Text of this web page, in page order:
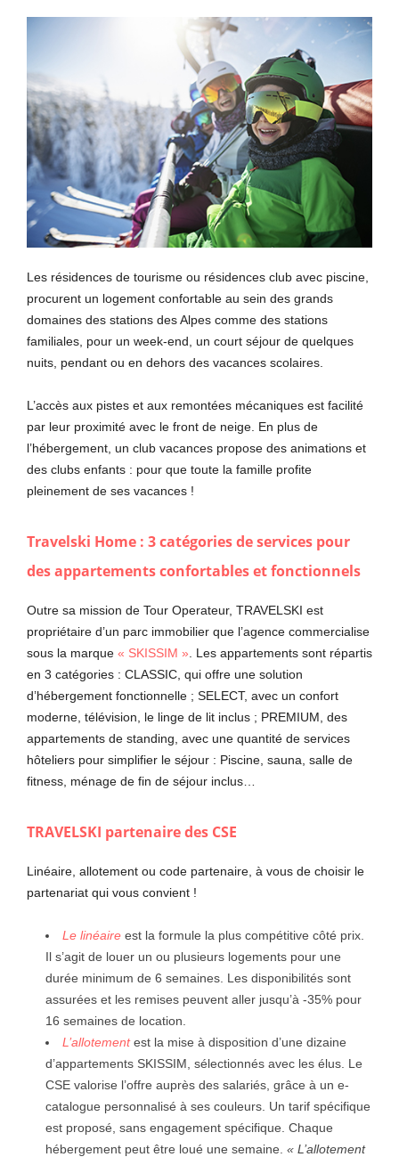
Les résidences de tourisme ou résidences club avec piscine,
procurent un logement confortable au sein des grands
domaines des stations des Alpes comme des stations
familiales, pour un week-end, un court séjour de quelques
nuits, pendant ou en dehors des vacances scolaires.
L’accès aux pistes et aux remontées mécaniques est facilité
par leur proximité avec le front de neige. En plus de
l’hébergement, un club vacances propose des animations et
des clubs enfants : pour que toute la famille profite
pleinement de ses vacances !
Travelski Home : 3 catégories de services pour
des appartements confortables et fonctionnels
Outre sa mission de Tour Operateur, TRAVELSKI est
propriétaire d’un parc immobilier que l’agence commercialise
sous la marque « SKISSIM » . Les appartements sont répartis
en 3 catégories : CLASSIC, qui offre une solution
d’hébergement fonctionnelle ; SELECT, avec un confort
moderne, télévision, le linge de lit inclus ; PREMIUM, des
appartements de standing, avec une quantité de services
hôteliers pour simplifier le séjour : Piscine, sauna, salle de
fitness, ménage de fin de séjour inclus…
TRAVELSKI partenaire des CSE
Linéaire, allotement ou code partenaire, à vous de choisir le
partenariat qui vous convient !
Le linéaire est la formule la plus compétitive côté prix.
Il s’agit de louer un ou plusieurs logements pour une
durée minimum de 6 semaines. Les disponibilités sont
assurées et les remises peuvent aller jusqu’à -35% pour
16 semaines de location.
L’allotement est la mise à disposition d’une dizaine
d’appartements SKISSIM, sélectionnés avec les élus. Le
CSE valorise l’offre auprès des salariés, grâce à un e-
catalogue personnalisé à ses couleurs. Un tarif spécifique
est proposé, sans engagement spécifique. Chaque
hébergement peut être loué une semaine. « L’allotement